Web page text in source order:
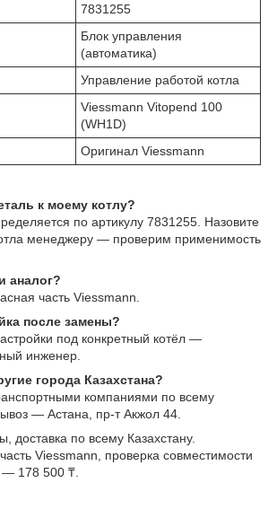
7831255
Блок управления
(автоматика)
Управление работой котла
Viessmann Vitopend 100
(WH1D)
Оригинал Viessmann
к моему котлу?
по артикулу 7831255. Назовите
менеджеру — проверим применимость
аналог?
часть Viessmann.
после замены?
под конкретный котёл —
инженер.
города Казахстана?
компаниями по всему
— Астана, пр-т Акжол 44.
доставка по всему Казахстану.
Viessmann, проверка совместимости
— 178 500 ₸.